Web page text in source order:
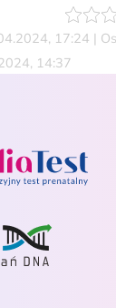
17:24 |
14:37